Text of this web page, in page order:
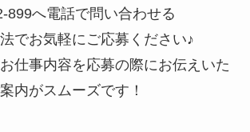
へ電話で問い合わせる
でお気軽にご応募ください♪
仕事内容を応募の際にお伝えいた
内がスムーズです！